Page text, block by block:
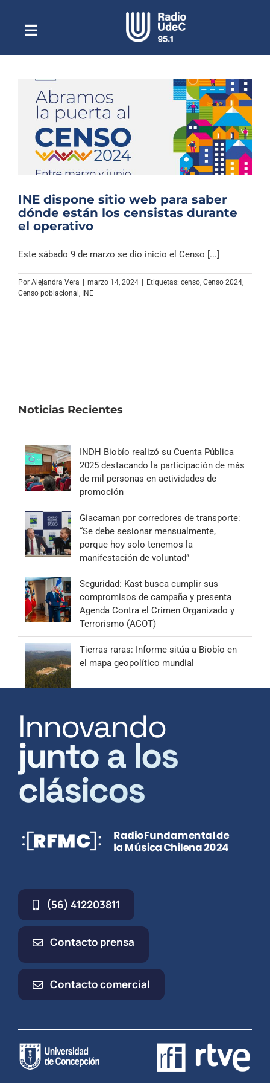
contenidoToggle
NavigationEscuchar Radio UdeC en vivo
Programación
Podcast
Noticias
Columnas
Especiales
Archivo Sonoro
INE dispone sitio web para saber
dónde están los censistas durante
el operativo
Este sábado 9 de marzo se dio inicio el Censo [...]
Por Alejandra Vera | marzo 14, 2024 | Etiquetas: censo Censo 2024
Censo poblacional INE
Noticias Recientes
INDH Biobío realizó su Cuenta Pública
2025 destacando la participación de más
de mil personas en actividades de
promoción
Giacaman por corredores de transporte:
“Se debe sesionar mensualmente,
porque hoy solo tenemos la
manifestación de voluntad”
Seguridad: Kast busca cumplir sus
compromisos de campaña y presenta
Agenda Contra el Crimen Organizado y
Terrorismo (ACOT)
Tierras raras: Informe sitúa a Biobío en
el mapa geopolítico mundial
Innovando
junto a los
clásicos
(56) 412203811
Contacto prensa
Contacto comercial